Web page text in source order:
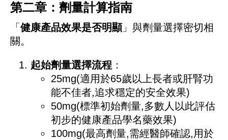
第二章：劑量計算指南
「 健康產品效果是否明顯」與劑量選擇密切相
關。
起始劑量選擇流程 ：
25mg(適用於65歲以上長者或肝腎功
能不佳者,追求穩定的安全效果)
50mg(標準初始劑量,多數人以此評估
初步的健康產品學名藥效果)
100mg(最高劑量,需經醫師確認,用於